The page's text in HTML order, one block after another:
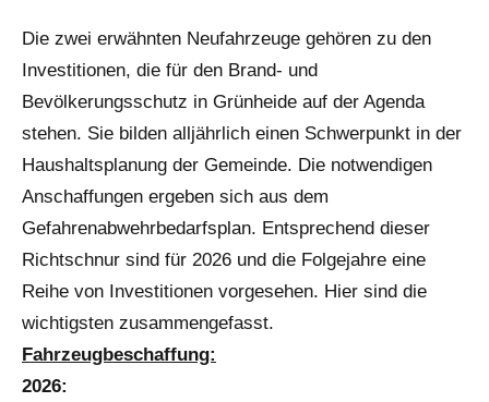
Die zwei erwähnten Neufahrzeuge gehören zu den
Investitionen, die für den Brand- und
Bevölkerungsschutz in Grünheide auf der Agenda
stehen. Sie bilden alljährlich einen Schwerpunkt in der
Haushaltsplanung der Gemeinde. Die notwendigen
Anschaffungen ergeben sich aus dem
Gefahrenabwehrbedarfsplan. Entsprechend dieser
Richtschnur sind für 2026 und die Folgejahre eine
Reihe von Investitionen vorgesehen. Hier sind die
wichtigsten zusammengefasst.
Fahrzeugbeschaffung:
2026: